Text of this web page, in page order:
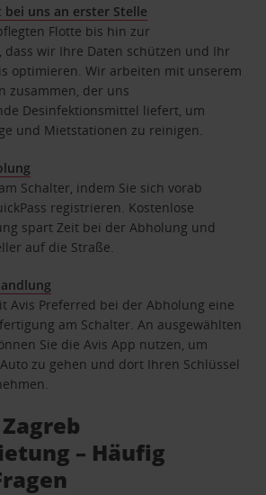
uns an erster Stelle
Flotte bis hin zur
dass wir Ihre Daten schützen und Ihr
optimieren. Wir arbeiten mit unserem
zusammen, der uns
Desinfektionsmittel liefert, um
und Mietstationen zu reinigen.
Schalter, indem Sie sich vorab
registrieren. Kostenlose
spart Zeit bei der Abholung und
auf die Straße.
Avis Preferred bei der Abholung eine
am Schalter. An ausgewählten
Sie die Avis App nutzen, um
zu gehen und dort Ihren Schlüssel
– Häufig